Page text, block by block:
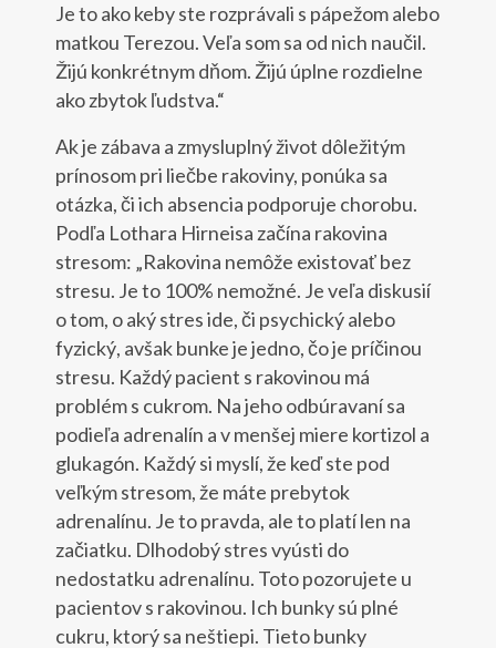
Je to ako keby ste rozprávali s pápežom alebo
matkou Terezou. Veľa som sa od nich naučil.
Žijú konkrétnym dňom. Žijú úplne rozdielne
ako zbytok ľudstva.“
Ak je zábava a zmysluplný život dôležitým
prínosom pri liečbe rakoviny, ponúka sa
otázka, či ich absencia podporuje chorobu.
Podľa Lothara Hirneisa začína rakovina
stresom: „Rakovina nemôže existovať bez
stresu. Je to 100% nemožné. Je veľa diskusií
o tom, o aký stres ide, či psychický alebo
fyzický, avšak bunke je jedno, čo je príčinou
stresu. Každý pacient s rakovinou má
problém s cukrom. Na jeho odbúravaní sa
podieľa adrenalín a v menšej miere kortizol a
glukagón. Každý si myslí, že keď ste pod
veľkým stresom, že máte prebytok
adrenalínu. Je to pravda, ale to platí len na
začiatku. Dlhodobý stres vyústi do
nedostatku adrenalínu. Toto pozorujete u
pacientov s rakovinou. Ich bunky sú plné
cukru, ktorý sa neštiepi. Tieto bunky